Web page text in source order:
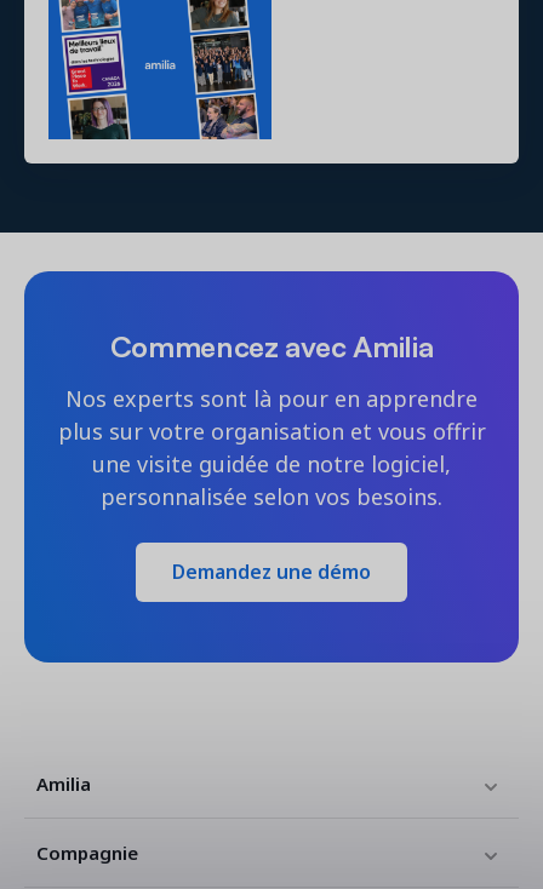
Commencez avec Amilia
Nos experts sont là pour en apprendre
plus sur votre organisation et vous offrir
une visite guidée de notre logiciel,
personnalisée selon vos besoins.
Demandez une démo
Amilia
Compagnie